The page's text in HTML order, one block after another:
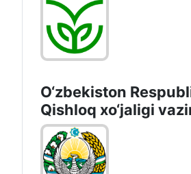
O‘zbekiston
Qishloq хo‘jаligi